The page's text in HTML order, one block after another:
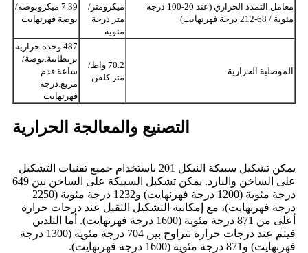
معامل التمدد الحراري (عند 20-100 درجة
مئوية / 68-212 درجة فهرنهايت)
ميكرومتر/
متر درجة
مئوية
7.39 ميكروبوصة/
بوصة فهرنهايت
الموصلية الحرارية
70.2 واط/
متر كلفن
487 وحدة حرارية
بريطانية.بوصة/
ساعة قدم
مربع.درجة
فهرنهايت
التصنيع والمعالجة الحرارية
يمكن تشكيل سبيكة النيكل 201 باستخدام جميع تقنيات التشكيل
على الساخن والبارد. يمكن تشكيل السبيكة على الساخن بين 649
درجة مئوية (1200 درجة فهرنهايت) و1232 درجة مئوية (2250
درجة فهرنهايت)، مع إمكانية التشكيل الثقيل عند درجات حرارة
أعلى من 871 درجة مئوية (1600 درجة فهرنهايت). أما التلدين
فيتم عند درجات حرارة تتراوح بين 704 درجة مئوية (1300 درجة
فهرنهايت) و871 درجة مئوية (1600 درجة فهرنهايت).